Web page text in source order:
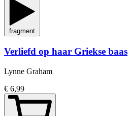
fragment
Verliefd op haar Griekse baas
Lynne Graham
€ 6,99